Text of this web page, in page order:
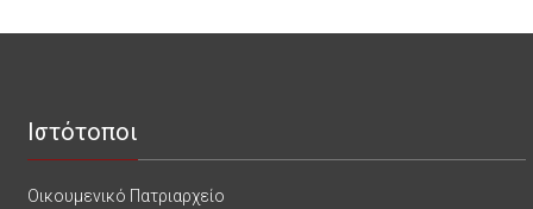
Ιστότοποι
Οικουμενικό Πατριαρχείο